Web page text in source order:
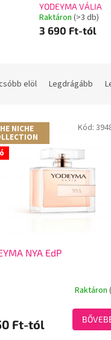
YODEYMA VÁLIA
Raktáron (>3 db)
3 690 Ft-tól
elöl Legdrágább
NICHE
NYA EdP
Raktáron
Ft-tól
Kód: